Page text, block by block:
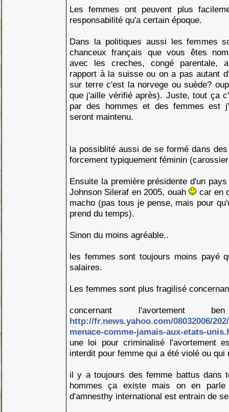
Les femmes ont peuvent plus
responsabilité qu'a certain époque.
Dans la politiques aussi les femmes
chanceux français que vous êtes
avec les creches, congé parentale,
rapport à la suisse ou on a pas autant
sur terre c'est la norvege ou suède?
que j'aille vérifié après). Juste, tout ça
par des hommes et des femmes est
seront maintenu.
la possiblité aussi de se formé dans
forcement typiquement féminin
Ensuite la première présidente d'un
Johnson Sileraf en 2005, ouah
car en
macho (pas tous je pense, mais pour
prend du temps).
Sinon du moins agréable..
les femmes sont toujours moins payé
salaires.
Les femmes sont plus fragilisé
concernant l'avortement
http://fr.news.yahoo.com/08032006/
menace-comme-jamais-aux-etats-
une loi pour criminalisé l'avortement
interdit pour femme qui a été violé ou
il y a toujours des femme battus dans
hommes ça existe mais on en parle
d'amnesthy international est entrain de